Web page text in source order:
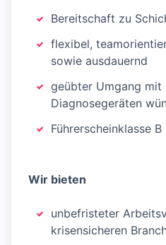
Bereitschaft zu
flexibel,
sowie ausdauernd
geübter Umgang mit
Diagnosegeräten
Führerscheinklasse B
Wir bieten
unbefristeter
krisensicheren